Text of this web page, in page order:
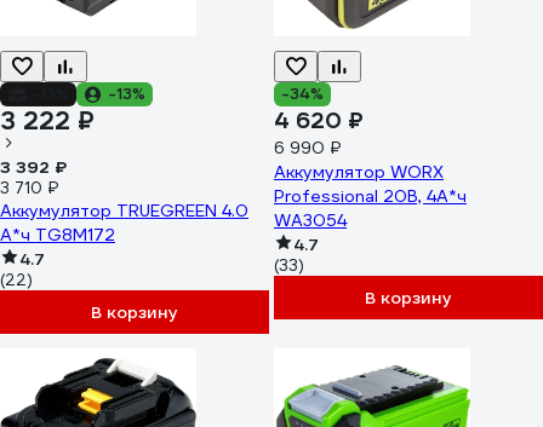
-13%
3 222 ₽
3 392 ₽
3 710 ₽
Аккумулятор TRUEGREEN 4.0
А*ч TG8M172
4.7
(22)
В корзину
-34%
4 620 ₽
6 990 ₽
Аккумулятор WORX
Professional 20В, 4А*ч
WA3054
4.7
(33)
В корзину